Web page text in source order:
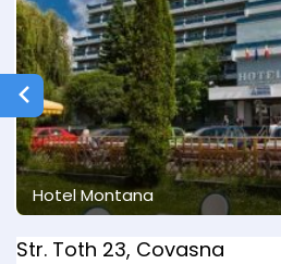
Hotel Montana
Str. Toth 23, Covasna